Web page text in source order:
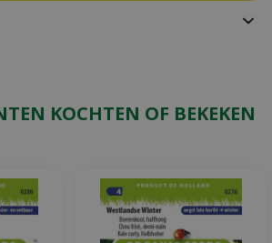
KOCHTEN OF BEKEKEN